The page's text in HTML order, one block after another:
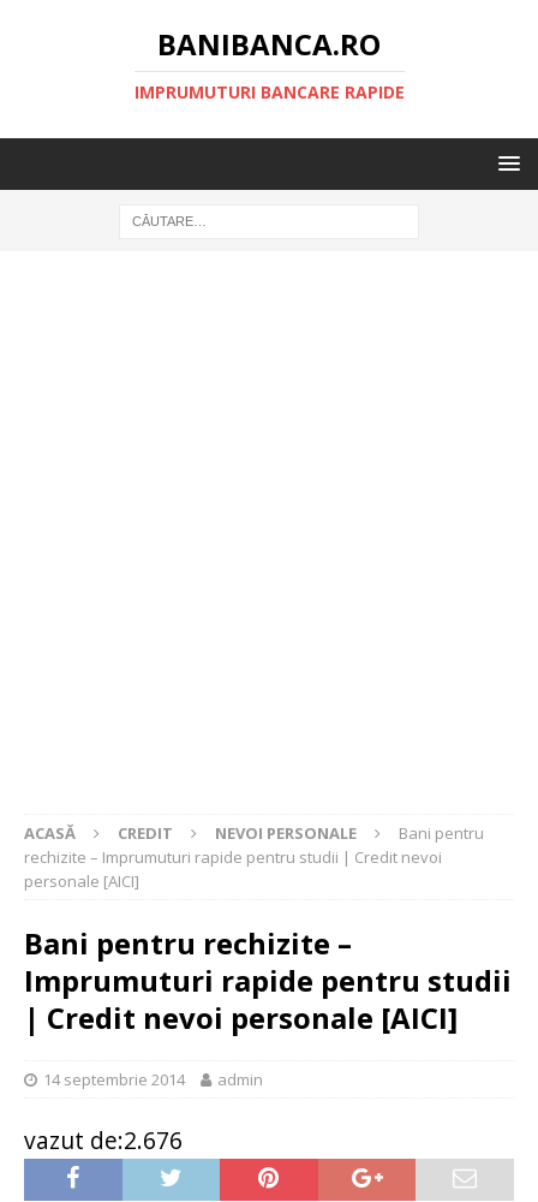
BANIBANCA.RO
IMPRUMUTURI BANCARE RAPIDE
ACASĂ CREDIT NEVOI PERSONALE
Bani pentru
rechizite – Imprumuturi rapide pentru studii | Credit nevoi
personale [AICI]
Bani pentru rechizite –
Imprumuturi rapide pentru studii
| Credit nevoi personale [AICI]
14 septembrie 2014 admin
vazut de:2.676